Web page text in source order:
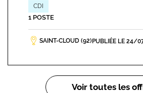
CDI
1 POSTE
SAINT-CLOUD (92) PUBLIÉE LE 24/
Pagination
Voir toutes les